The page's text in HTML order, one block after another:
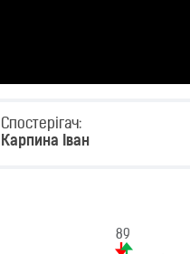
Спостерігач:
Карпина Іван
89